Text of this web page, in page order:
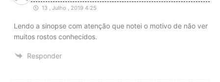
13 , Julho , 2019 4:25
Lendo a sinopse com atenção que notei o motivo de não ver
muitos rostos conhecidos.
Responder